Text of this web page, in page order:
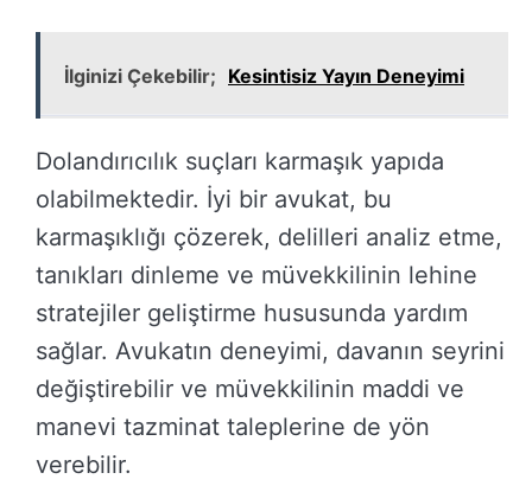
İlginizi Çekebilir; Kesintisiz Yayın Deneyimi
Dolandırıcılık suçları karmaşık yapıda
olabilmektedir. İyi bir avukat, bu
karmaşıklığı çözerek, delilleri analiz etme,
tanıkları dinleme ve müvekkilinin lehine
stratejiler geliştirme hususunda yardım
sağlar. Avukatın deneyimi, davanın seyrini
değiştirebilir ve müvekkilinin maddi ve
manevi tazminat taleplerine de yön
verebilir.